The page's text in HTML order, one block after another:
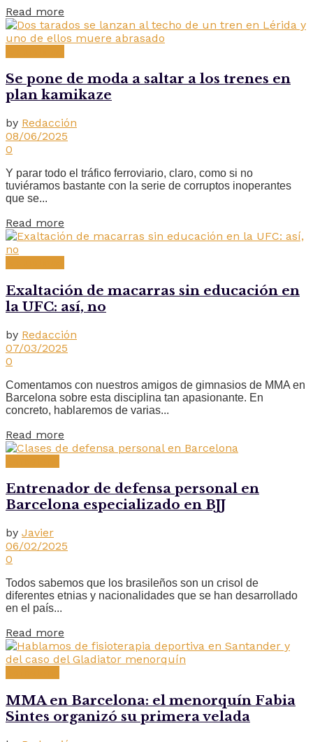
Read more
Se pone de moda a saltar a los trenes en
plan kamikaze
by Redacción
08/06/2025
0
Y parar todo el tráfico ferroviario, claro, como si no
tuviéramos bastante con la serie de corruptos inoperantes
que se...
Read more
Exaltación de macarras sin educación en
la UFC: así, no
by Redacción
07/03/2025
0
Comentamos con nuestros amigos de gimnasios de MMA en
Barcelona sobre esta disciplina tan apasionante. En
concreto, hablaremos de varias...
Read more
Entrenador de defensa personal en
Barcelona especializado en BJJ
by Javier
06/02/2025
0
Todos sabemos que los brasileños son un crisol de
diferentes etnias y nacionalidades que se han desarrollado
en el país...
Read more
MMA en Barcelona: el menorquín Fabia
Sintes organizó su primera velada